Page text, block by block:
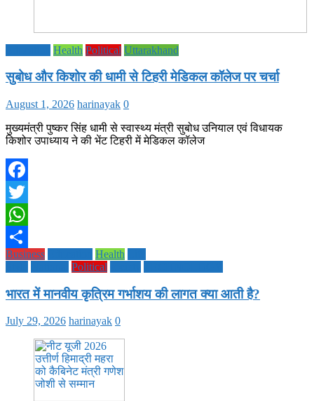
Health Political Uttarakhand
सुबोध और किशोर की धामी से टिहरी मेडिकल कॉलेज पर चर्चा
August 1, 2026 harinayak 0
मुख्यमंत्री पुष्कर सिंह धामी से स्वास्थ्य मंत्री सुबोध उनियाल एवं विधायक
किशोर उपाध्याय ने की भेंट टिहरी में मेडिकल कॉलेज
Facebook
Twitter
WhatsApp
Share
Business Health
Political
भारत में मानवीय कृत्रिम गर्भाशय की लागत क्या आती है?
July 29, 2026 harinayak 0